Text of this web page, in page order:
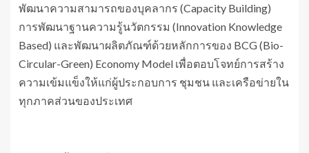
พัฒนาความสามารถของบุคลากร (Capacity Building)
การพัฒนาฐานความรู้นวัตกรรม (Innovation Knowledge
Based) และพัฒนาผลิตภัณฑ์ด้วยหลักการของ BCG (Bio-
Circular-Green) Economy Model เพื่อตอบโจทย์การสร้าง
ความเข้มแข็งให้แก่ผู้ประกอบการ ชุมชน และเครือข่ายใน
ทุกภาคส่วนของประเทศ